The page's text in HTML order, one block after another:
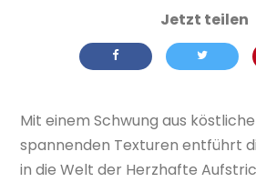
Mit einem Schwung aus
spannenden Texturen entführt
in die Welt der Herzhafte